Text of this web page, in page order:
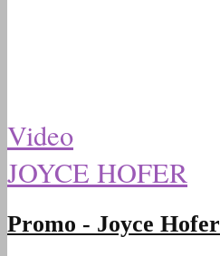
Video
JOYCE HOFER
Promo - Joyce Hofer